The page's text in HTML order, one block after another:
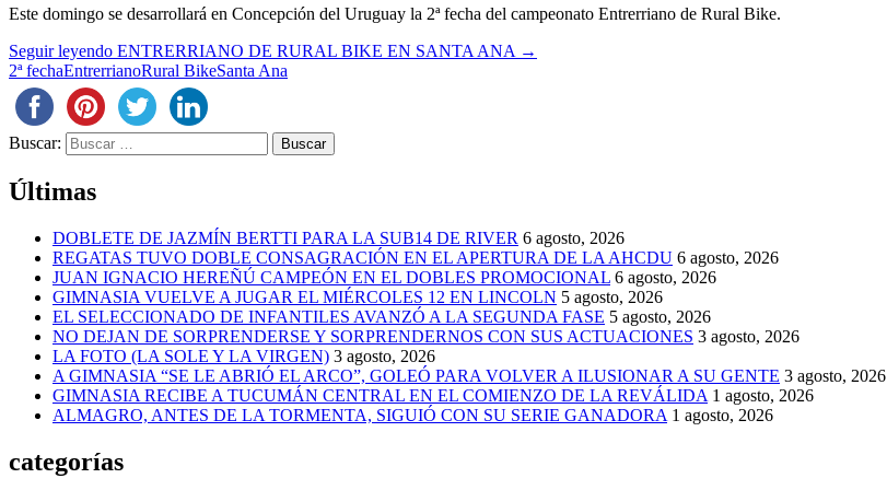
Este domingo se desarrollará en Concepción del Uruguay la 2ª fecha del campeonato Entrerriano de Rural Bike.
Seguir leyendo ENTRERRIANO DE RURAL BIKE EN SANTA ANA →
2ª fechaEntrerrianoRural BikeSanta Ana
Buscar:
Últimas
DOBLETE DE JAZMÍN BERTTI PARA LA SUB14 DE RIVER 6 agosto, 2026
REGATAS TUVO DOBLE CONSAGRACIÓN EN EL APERTURA DE LA AHCDU 6 agosto, 2026
JUAN IGNACIO HEREÑÚ CAMPEÓN EN EL DOBLES PROMOCIONAL 6 agosto, 2026
GIMNASIA VUELVE A JUGAR EL MIÉRCOLES 12 EN LINCOLN 5 agosto, 2026
EL SELECCIONADO DE INFANTILES AVANZÓ A LA SEGUNDA FASE 5 agosto, 2026
NO DEJAN DE SORPRENDERSE Y SORPRENDERNOS CON SUS ACTUACIONES 3 agosto, 2026
LA FOTO (LA SOLE Y LA VIRGEN) 3 agosto, 2026
A GIMNASIA “SE LE ABRIÓ EL ARCO”, GOLEÓ PARA VOLVER A ILUSIONAR A SU GENTE 3 agosto, 2026
GIMNASIA RECIBE A TUCUMÁN CENTRAL EN EL COMIENZO DE LA REVÁLIDA 1 agosto, 2026
ALMAGRO, ANTES DE LA TORMENTA, SIGUIÓ CON SU SERIE GANADORA 1 agosto, 2026
categorías